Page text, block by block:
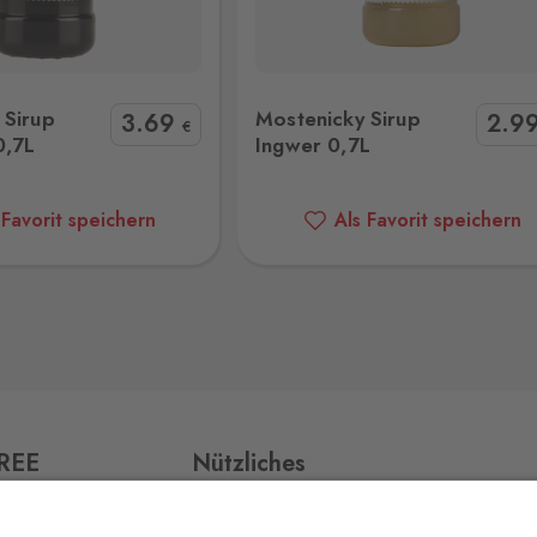
7 Stk.
7 Stk.
3.69 €
speichern
Mostenicky Sirup
Ingwer 0,7L
2
Als Favorit speichern
Nützliches